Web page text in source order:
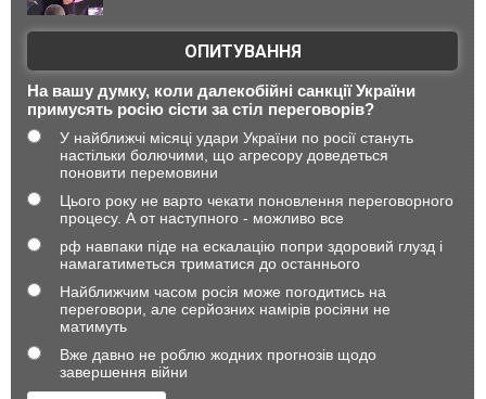
ОПИТУВАННЯ
На вашу думку, коли далекобійні санкції України
примусять росію сісти за стіл переговорів?
У найближчі місяці удари України по росії стануть
настільки болючими, що агресору доведеться
поновити перемовини
Цього року не варто чекати поновлення переговорного
процесу. А от наступного - можливо все
рф навпаки піде на ескалацію попри здоровий глузд і
намагатиметься триматися до останнього
Найближчим часом росія може погодитись на
переговори, але серйозних намірів росіяни не
матимуть
Вже давно не роблю жодних прогнозів щодо
завершення війни